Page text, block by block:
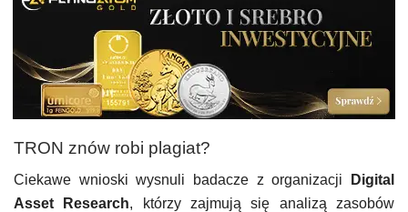
TRON znów robi plagiat?
Ciekawe wnioski wysnuli badacze z organizacji
Digital
Asset Research, którzy zajmują się analizą zasobów